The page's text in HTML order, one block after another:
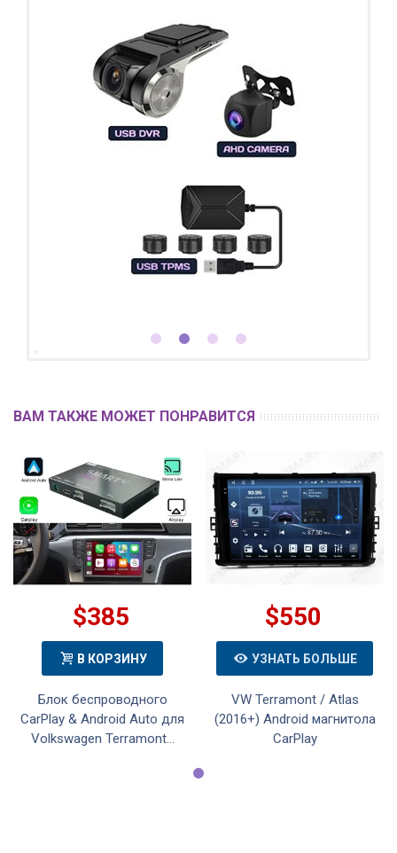
ВАМ ТАКЖЕ МОЖЕТ ПОНРАВИТСЯ
$385
В КОРЗИНУ
Блок беспроводного
CarPlay & Android Auto для
Volkswagen Terramont...
$550
УЗНАТЬ БОЛЬШЕ
VW Terramont / Atlas
(2016+) Android магнитола
CarPlay